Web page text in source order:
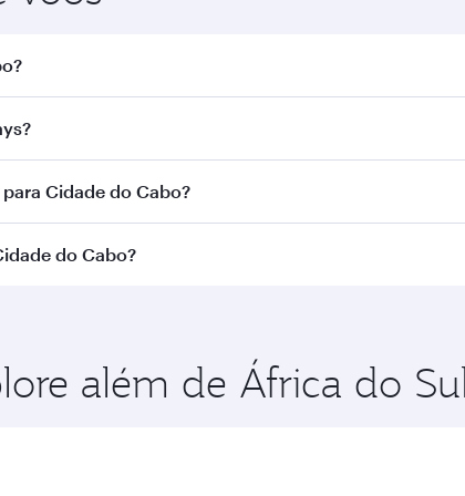
Cabo. Busque voos na nossa página inicial para
Qatar Airways. Fazemos conexão via Doha a mais
Cidade do Cabo?
da companhia aérea que opera o voo. Nos voos
do Cabo?
além de África do Sul